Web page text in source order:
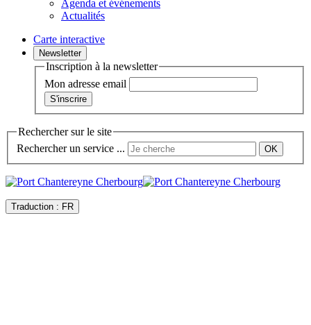
Agenda et événements
Actualités
Carte interactive
Newsletter
Inscription à la newsletter
Mon adresse email
Rechercher sur le site
Rechercher un service ...
Traduction : FR